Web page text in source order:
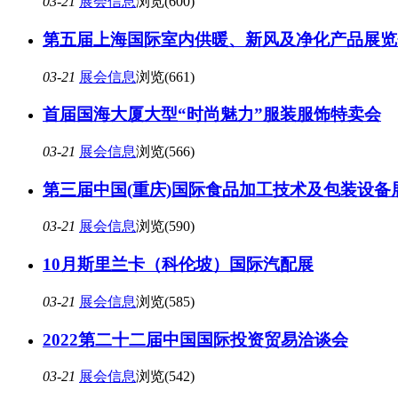
第五届上海国际室内供暖、新风及净化产品展
03-21 展会信息浏览(661)
首届国海大厦大型“时尚魅力”服装服饰特卖会
03-21 展会信息浏览(566)
第三届中国(重庆)国际食品加工技术及包装设备
03-21 展会信息浏览(590)
10月斯里兰卡（科伦坡）国际汽配展
03-21 展会信息浏览(585)
2022第二十二届中国国际投资贸易洽谈会
03-21 展会信息浏览(542)